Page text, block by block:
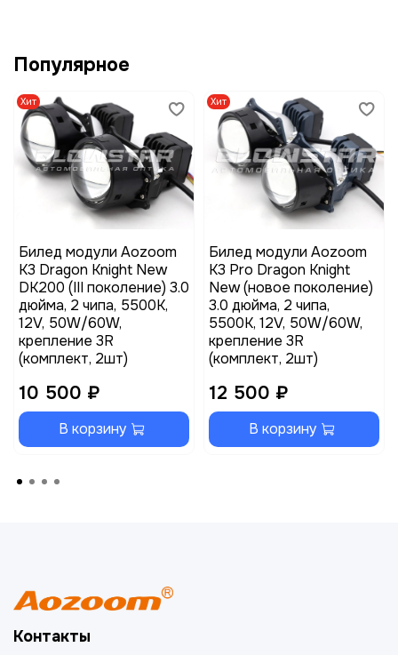
Популярное
Хит
Билед модули Aozoom
K3 Dragon Knight New
DK200 (III поколение) 3.0
дюйма, 2 чипа, 5500K,
12V, 50W/60W,
крепление 3R
(комплект, 2шт)
10 500 ₽
В корзину
Хит
Билед модули Aozoom
K3 Pro Dragon Knight
New (новое поколение)
3.0 дюйма, 2 чипа,
5500K, 12V, 50W/60W,
крепление 3R
(комплект, 2шт)
12 500 ₽
В корзину
Контакты